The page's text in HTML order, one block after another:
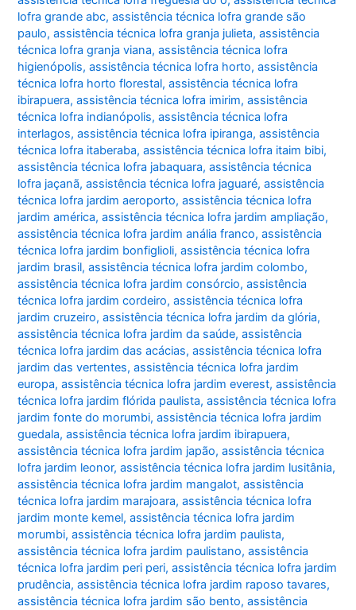
lofra grande abc,assistência técnica lofra grande são
paulo,assistência técnica lofra granja julieta,assistência
técnica lofra granja viana,assistência técnica lofra
higienópolis,assistência técnica lofra horto,assistência
técnica lofra horto florestal,assistência técnica lofra
ibirapuera,assistência técnica lofra imirim,assistência
técnica lofra indianópolis,assistência técnica lofra
interlagos,assistência técnica lofra ipiranga,assistência
técnica lofra itaberaba,assistência técnica lofra itaim bibi,
assistência técnica lofra jabaquara,assistência técnica
lofra jaçanã,assistência técnica lofra jaguaré,assistência
técnica lofra jardim aeroporto,assistência técnica lofra
jardim américa,assistência técnica lofra jardim ampliação,
assistência técnica lofra jardim anália franco,assistência
técnica lofra jardim bonfiglioli,assistência técnica lofra
jardim brasil,assistência técnica lofra jardim colombo,
assistência técnica lofra jardim consórcio,assistência
técnica lofra jardim cordeiro,assistência técnica lofra
jardim cruzeiro,assistência técnica lofra jardim da glória,
assistência técnica lofra jardim da saúde,assistência
técnica lofra jardim das acácias,assistência técnica lofra
jardim das vertentes,assistência técnica lofra jardim
europa,assistência técnica lofra jardim everest,assistência
técnica lofra jardim flórida paulista,assistência técnica lofra
jardim fonte do morumbi,assistência técnica lofra jardim
guedala,assistência técnica lofra jardim ibirapuera,
assistência técnica lofra jardim japão,assistência técnica
lofra jardim leonor,assistência técnica lofra jardim lusitânia,
assistência técnica lofra jardim mangalot,assistência
técnica lofra jardim marajoara,assistência técnica lofra
jardim monte kemel,assistência técnica lofra jardim
morumbi,assistência técnica lofra jardim paulista,
assistência técnica lofra jardim paulistano,assistência
técnica lofra jardim peri peri,assistência técnica lofra jardim
prudência,assistência técnica lofra jardim raposo tavares,
assistência técnica lofra jardim são bento,assistência